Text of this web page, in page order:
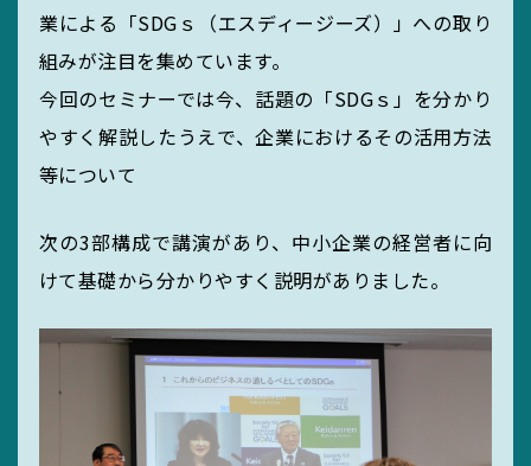
サイトマップ
サイト利用規定
町屋海岸清掃
業による「SDGｓ（エスディージーズ）」への取り
組みが注目を集めています。
今回のセミナーでは今、話題の「SDGｓ」を分かり
やすく解説したうえで、企業におけるその活用方法
等について
次の3部構成で講演があり、中小企業の経営者に向
けて基礎から分かりやすく説明がありました。